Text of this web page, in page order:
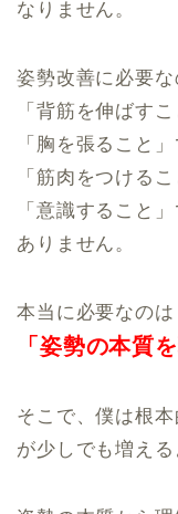
なりません。
姿勢改善に必要な
「背筋を伸ばす
「胸を張ること
「筋肉をつける
「意識すること
ありません。
本当に必要なのは
「姿勢の本質を
そこで、僕は根
が少しでも増える